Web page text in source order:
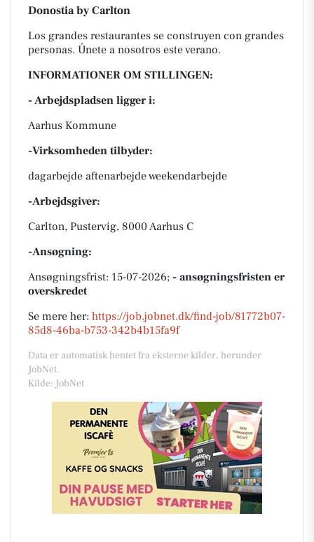
Donostia by Carlton
Los grandes restaurantes se construyen con grandes
personas. Únete a nosotros este verano.
INFORMATIONER OM STILLINGEN:
- Arbejdspladsen ligger i:
Aarhus Kommune
-Virksomheden tilbyder:
dagarbejde aftenarbejde weekendarbejde
-Arbejdsgiver:
Carlton, Pustervig, 8000 Aarhus C
-Ansøgning:
Ansøgningsfrist: 15-07-2026; - ansøgningsfristen er
overskredet
Se mere her: https://job.jobnet.dk/find-job/81772b07-
85d8-46ba-b753-342b4b15fa9f
Data er automatisk hentet fra eksterne kilder, herunder
JobNet.
Kilde: JobNet